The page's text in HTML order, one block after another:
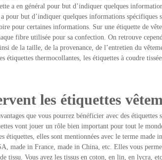
a en général pour but d’indiquer quelques
pour but d’indiquer quelques informations spécifiques
pour certaines informations. Sur une étiquette de
fibre utilisée pour sa confection. On retrouve
de la taille, de la provenance, de l’entretien du
étiquettes thermocollantes, les étiquettes à coudre
les étiquettes
que vous pourrez bénéficier avec des
vont jouer un rôle bien important pour tout le
étiquettes, elles sont mentionnées avec le terme made
made in France, made in China, etc. Elles vous
tissu. Vous avez les tissus en coton, en lin, en lycra,